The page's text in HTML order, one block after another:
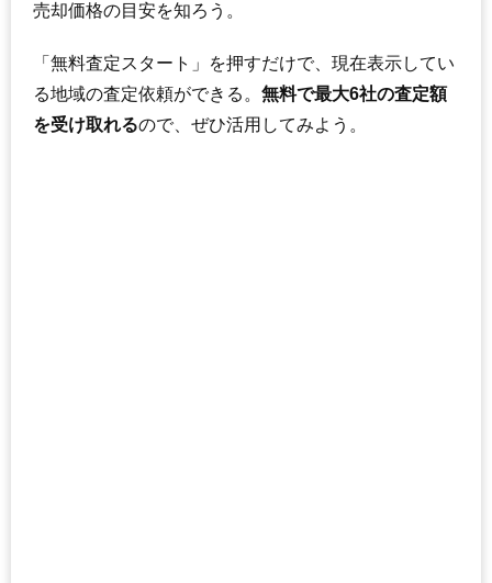
売却価格の目安を知ろう。
「無料査定スタート」を押すだけで、現在表示してい
る地域の査定依頼ができる。 無料で最大6社の査定額
を受け取れるので、ぜひ活用してみよう。